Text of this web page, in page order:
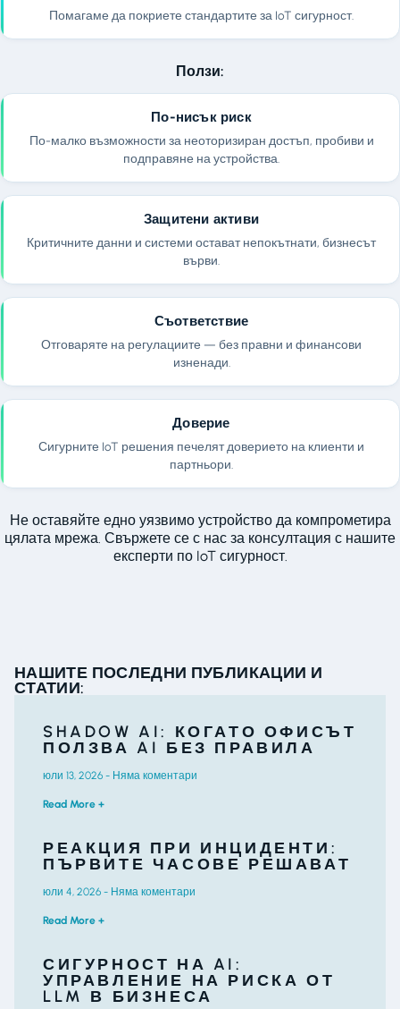
Помагаме да покриете стандартите за IoT сигурност.
Ползи:
По-нисък риск
По-малко възможности за неоторизиран достъп, пробиви и
подправяне на устройства.
Защитени активи
Критичните данни и системи остават непокътнати, бизнесът
върви.
Съответствие
Отговаряте на регулациите — без правни и финансови
изненади.
Доверие
Сигурните IoT решения печелят доверието на клиенти и
партньори.
Не оставяйте едно уязвимо устройство да компрометира
цялата мрежа. Свържете се с нас за консултация с нашите
експерти по IoT сигурност.
НАШИТЕ ПОСЛЕДНИ ПУБЛИКАЦИИ И
СТАТИИ:
SHADOW AI: КОГАТО ОФИСЪТ
ПОЛЗВА AI БЕЗ ПРАВИЛА
юли 13, 2026 Няма коментари
Read More +
РЕАКЦИЯ ПРИ ИНЦИДЕНТИ:
ПЪРВИТЕ ЧАСОВЕ РЕШАВАТ
юли 4, 2026 Няма коментари
Read More +
СИГУРНОСТ НА AI:
УПРАВЛЕНИЕ НА РИСКА ОТ
LLM В БИЗНЕСА